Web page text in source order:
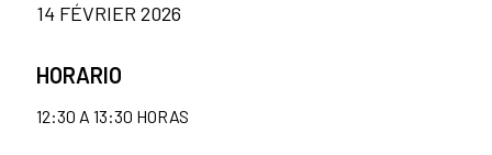
14 FÉVRIER 2026
HORARIO
12:30 A 13:30 HORAS